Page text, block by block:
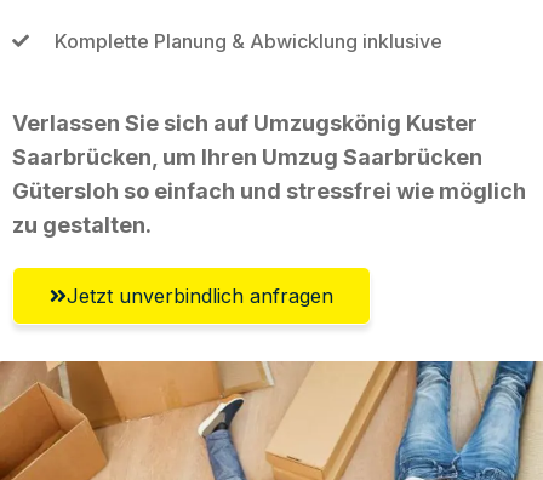
Komplette Planung & Abwicklung inklusive
Verlassen Sie sich auf Umzugskönig Kuster
Saarbrücken, um Ihren Umzug Saarbrücken
Gütersloh so einfach und stressfrei wie möglich
zu gestalten.
Jetzt unverbindlich anfragen